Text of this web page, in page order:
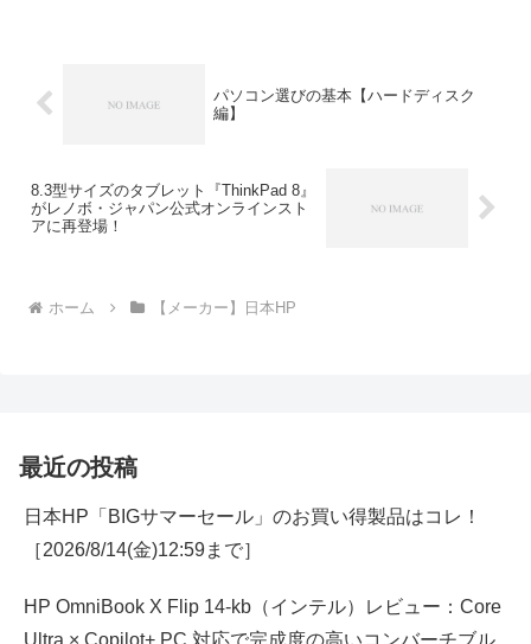
パソコン選びの基本【ハードディスク
編】
8.3型サイズのタブレット『ThinkPad 8』
がレノボ・ジャパン公式オンラインスト
アに再登場！
ホーム 【メーカー】日本HP
最近の投稿
日本HP「BIGサマーセール」のお買い得製品はコレ！
［2026/8/14(金)12:59まで］
HP OmniBook X Flip 14-kb（インテル）レビュー：Core